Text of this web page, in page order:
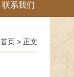
联系我们
首页 > 正文